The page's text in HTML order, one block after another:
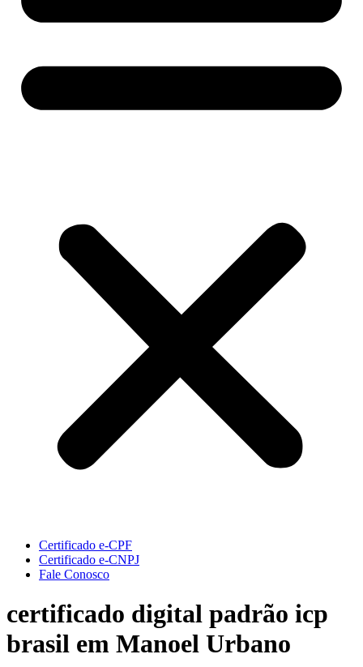
Certificado e-CPF
Certificado e-CNPJ
Fale Conosco
certificado digital padrão icp
brasil em Manoel Urbano